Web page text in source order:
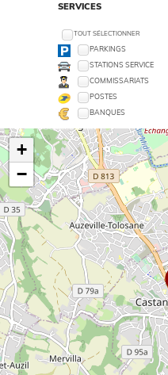
SERVICES
TOUT SÉLECTIONNER
PARKINGS
STATIONS SERVICE
COMMISSARIATS
POSTES
BANQUES
+
−